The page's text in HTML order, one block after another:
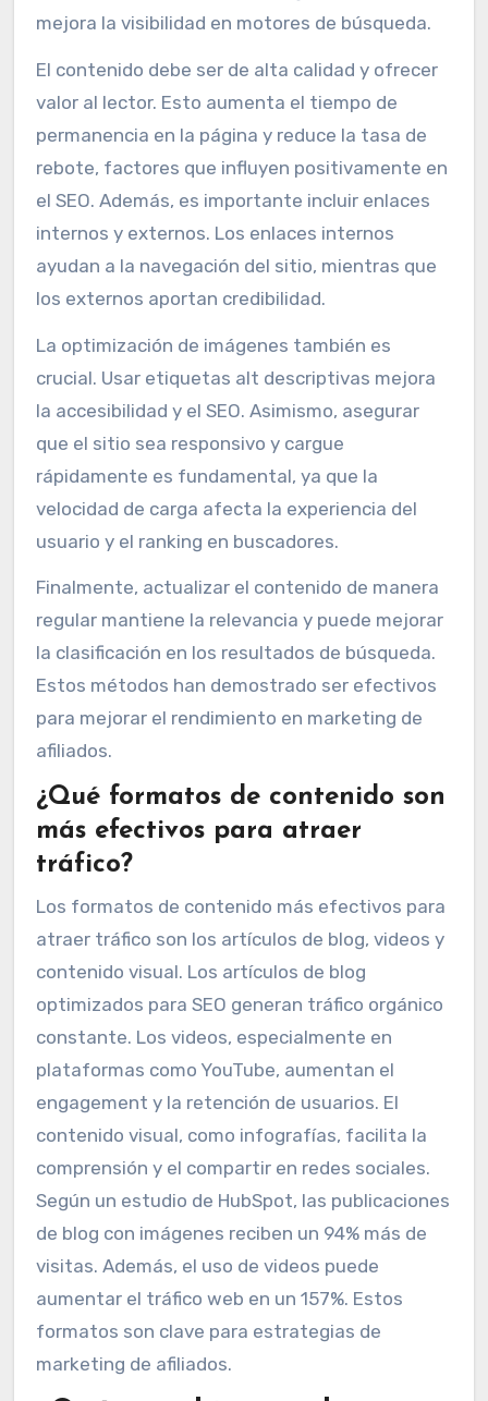
mejora la visibilidad en motores de búsqueda.
El contenido debe ser de alta calidad y ofrecer
valor al lector. Esto aumenta el tiempo de
permanencia en la página y reduce la tasa de
rebote, factores que influyen positivamente en
el SEO. Además, es importante incluir enlaces
internos y externos. Los enlaces internos
ayudan a la navegación del sitio, mientras que
los externos aportan credibilidad.
La optimización de imágenes también es
crucial. Usar etiquetas alt descriptivas mejora
la accesibilidad y el SEO. Asimismo, asegurar
que el sitio sea responsivo y cargue
rápidamente es fundamental, ya que la
velocidad de carga afecta la experiencia del
usuario y el ranking en buscadores.
Finalmente, actualizar el contenido de manera
regular mantiene la relevancia y puede mejorar
la clasificación en los resultados de búsqueda.
Estos métodos han demostrado ser efectivos
para mejorar el rendimiento en marketing de
afiliados.
¿Qué formatos de contenido son
más efectivos para atraer
tráfico?
Los formatos de contenido más efectivos para
atraer tráfico son los artículos de blog, videos y
contenido visual. Los artículos de blog
optimizados para SEO generan tráfico orgánico
constante. Los videos, especialmente en
plataformas como YouTube, aumentan el
engagement y la retención de usuarios. El
contenido visual, como infografías, facilita la
comprensión y el compartir en redes sociales.
Según un estudio de HubSpot, las publicaciones
de blog con imágenes reciben un 94% más de
visitas. Además, el uso de videos puede
aumentar el tráfico web en un 157%. Estos
formatos son clave para estrategias de
marketing de afiliados.